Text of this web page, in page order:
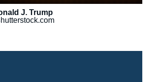
J. Trump